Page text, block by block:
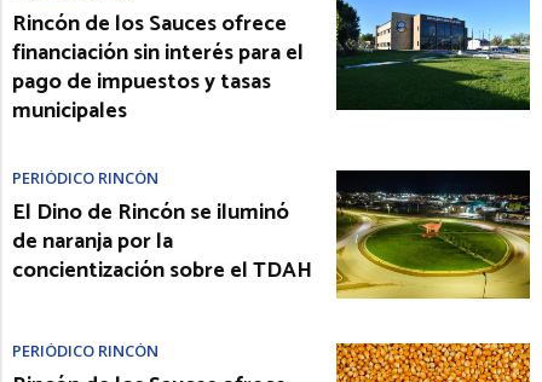
Rincón de los Sauces ofrece
financiación sin interés para el
pago de impuestos y tasas
municipales
PERIÓDICO RINCÓN
El Dino de Rincón se iluminó
de naranja por la
concientización sobre el TDAH
PERIÓDICO RINCÓN